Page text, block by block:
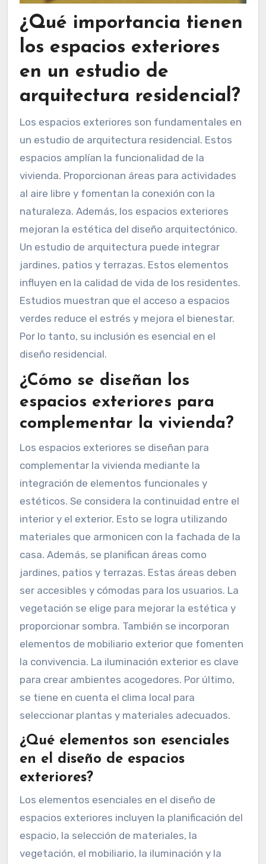
¿Qué importancia tienen
los espacios exteriores
en un estudio de
arquitectura residencial?
Los espacios exteriores son fundamentales en
un estudio de arquitectura residencial. Estos
espacios amplían la funcionalidad de la
vivienda. Proporcionan áreas para actividades
al aire libre y fomentan la conexión con la
naturaleza. Además, los espacios exteriores
mejoran la estética del diseño arquitectónico.
Un estudio de arquitectura puede integrar
jardines, patios y terrazas. Estos elementos
influyen en la calidad de vida de los residentes.
Estudios muestran que el acceso a espacios
verdes reduce el estrés y mejora el bienestar.
Por lo tanto, su inclusión es esencial en el
diseño residencial.
¿Cómo se diseñan los
espacios exteriores para
complementar la vivienda?
Los espacios exteriores se diseñan para
complementar la vivienda mediante la
integración de elementos funcionales y
estéticos. Se considera la continuidad entre el
interior y el exterior. Esto se logra utilizando
materiales que armonicen con la fachada de la
casa. Además, se planifican áreas como
jardines, patios y terrazas. Estas áreas deben
ser accesibles y cómodas para los usuarios. La
vegetación se elige para mejorar la estética y
proporcionar sombra. También se incorporan
elementos de mobiliario exterior que fomenten
la convivencia. La iluminación exterior es clave
para crear ambientes acogedores. Por último,
se tiene en cuenta el clima local para
seleccionar plantas y materiales adecuados.
¿Qué elementos son esenciales
en el diseño de espacios
exteriores?
Los elementos esenciales en el diseño de
espacios exteriores incluyen la planificación del
espacio, la selección de materiales, la
vegetación, el mobiliario, la iluminación y la